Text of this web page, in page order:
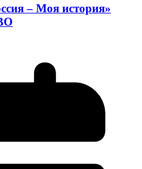
– Моя история»